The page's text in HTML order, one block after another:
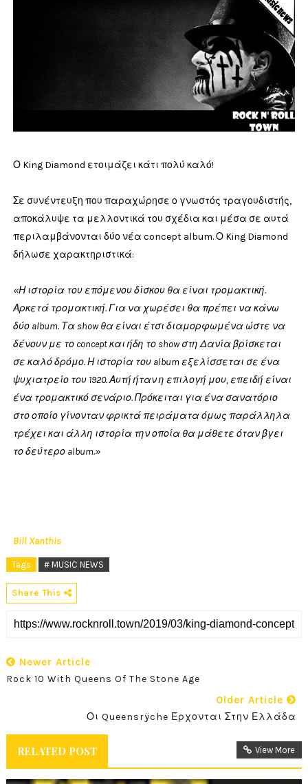
Ο King Diamond ετοιμάζει κάτι πολύ καλό!
Σε συνέντευξη που παραχώρησε ο γνωστός τραγουδιστής,
αποκάλυψε τα μελλοντικά του σχέδια και μέσα σε αυτά
περιλαμβάνονται δύο νέα concept album. Ο King Diamond
δήλωσε χαρακτηριστικά:
«Η ιστορία του επόμενου δίσκου θα είναι τρομακτική.
Αρκετά τρομακτική. Για να χωρέσει θα πρέπει να κάνω
δύο album. Τα show θα είναι έτσι διαμορφωμένα ώστε να
δένουν με το concept και ήδη το show στη Δανία βρίσκεται
σε καλό δρόμο. Η ιστορία του album εξελίσσεται σε ένα
ψυχιατρείο του 1920. Αυτή ήταν η επιλογή μου, επειδή είναι
ένα τρομακτικό σενάριο. Πρόκειται για ένα σανατόριο
στο οποίο γίνονταν φρικτά πειράματα όμως παράλληλα
τρέχει και άλλη ιστορία την οποία θα μάθετε όταν βγει
το δεύτερο album.»
Bill Xanthis
Tags # MUSIC NEWS
Share This
Newer Article
Rock 10 With Queens Of The Stone Age
Older Article
Οι Queensrÿche Έρχονται Στην Ελλάδα
RELATED POST View More